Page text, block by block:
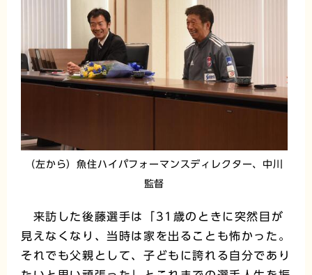
（左から）魚住ハイパフォーマンスディレクター、中川
監督
来訪した後藤選手は「31歳のときに突然目が
見えなくなり、当時は家を出ることも怖かった。
それでも父親として、子どもに誇れる自分であり